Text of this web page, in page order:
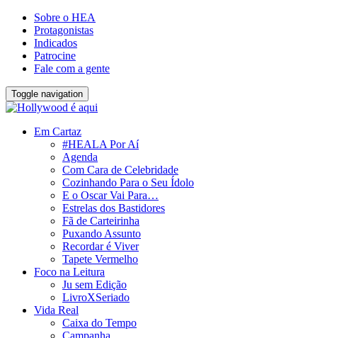
Sobre o HEA
Protagonistas
Indicados
Patrocine
Fale com a gente
Toggle navigation
Em Cartaz
#HEALA Por Aí
Agenda
Com Cara de Celebridade
Cozinhando Para o Seu Ídolo
E o Oscar Vai Para…
Estrelas dos Bastidores
Fã de Carteirinha
Puxando Assunto
Recordar é Viver
Tapete Vermelho
Foco na Leitura
Ju sem Edição
LivroXSeriado
Vida Real
Caixa do Tempo
Campanha